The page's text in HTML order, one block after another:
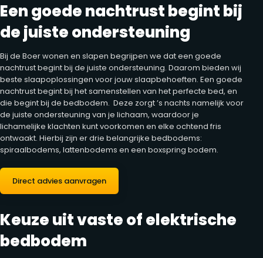
Een goede nachtrust begint bij
de juiste ondersteuning
Bij de Boer wonen en slapen begrijpen we dat een goede
nachtrust begint bij de juiste ondersteuning. Daarom bieden wij
beste slaapoplossingen voor jouw slaapbehoeften. Een goede
nachtrust begint bij het samenstellen van het perfecte bed, en
die begint bij de bedbodem. Deze zorgt ’s nachts namelijk voor
de juiste ondersteuning van je lichaam, waardoor je
lichamelijke klachten kunt voorkomen en elke ochtend fris
ontwaakt. Hierbij zijn er drie belangrijke bedbodems:
spiraalbodems, lattenbodems en een boxspring bodem.
Direct advies aanvragen
Keuze uit vaste of elektrische
bedbodem